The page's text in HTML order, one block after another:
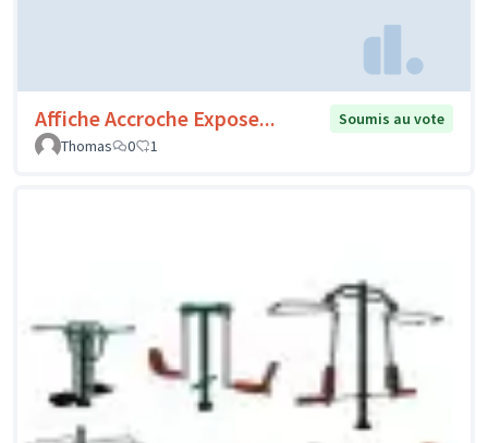
Affiche Accroche Expose...
Soumis au vote
Thomas
0 1